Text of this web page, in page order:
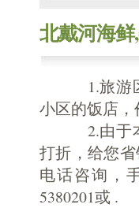
北戴河海
1.旅游区
小区的饭店
2.由于本
打折，给您
电话咨询，
5380201或 .